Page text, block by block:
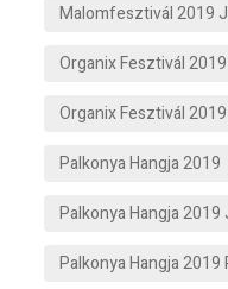
Malomfesztivál 2019
Organix Fesztivál 2019
Organix Fesztivál
Palkonya Hangja 2019
Palkonya Hangja
Palkonya Hangja